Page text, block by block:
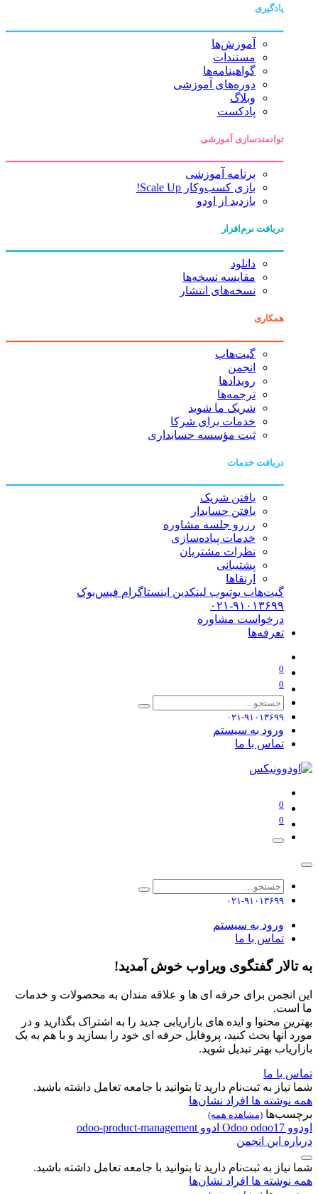
یادگیری
آموزش‌ها
مستندات
گواهینامه‌ها
دوره‌های آموزشی
وبلاگ
پادکست
توانمندسازی آموزشی
برنامه آموزشی
بازی کسب‌وکار Scale Up!
بازدید از اودو
دریافت نرم‌افزار
دانلود
مقایسه نسخه‌ها
نسخه‌های انتشار
همکاری
گیت‌هاب
انجمن
رویدادها
ترجمه‌ها
شریک ما شوید
خدمات برای شرکا
ثبت مؤسسه حسابداری
دریافت خدمات
یافتن شریک
یافتن حسابدار
رزرو جلسه مشاوره
خدمات پیاده‌سازی
نظرات مشتریان
پشتیبانی
ارتقاها
گیت‌هاب یوتیوب لینکدین اینستاگرام فیس‌بوک
۰۲۱-۹۱۰۱۳۶۹۹
درخواست مشاوره
تعرفه‌ها
0
0
۰۲۱-۹۱۰۱۳۶۹۹
ورود به سیستم
تماس با ما
0
0
۰۲۱-۹۱۰۱۳۶۹۹
ورود به سیستم
تماس با ما
به تالار گفتگوی ویراوب خوش آمدید!
این انجمن برای حرفه ای ها و علاقه مندان به محصولات و خدمات
ما است.
بهترین محتوا و ایده های بازاریابی جدید را به اشتراک بگذارید و در
مورد آنها بحث کنید، پروفایل حرفه ای خود را بسازید و با هم به یک
بازاریاب بهتر تبدیل شوید.
تماس با ما
شما نیاز به ثبت‌نام دارید تا بتوانید با جامعه تعامل داشته باشید.
همه نوشته ها افراد نشان‌ها
برچسب‌ها (مشاهده همه)
اودوو Odoo odoo17 ادوو odoo-product-management
درباره این انجمن
شما نیاز به ثبت‌نام دارید تا بتوانید با جامعه تعامل داشته باشید.
همه نوشته ها افراد نشان‌ها